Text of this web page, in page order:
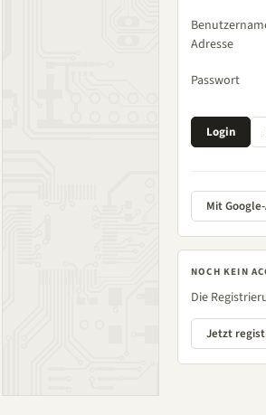
Adresse
Passwort
Mit
NOCH KEIN
Die
Jetzt